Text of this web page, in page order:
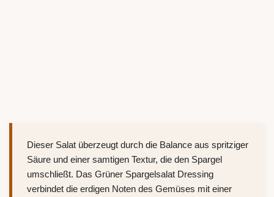
Dieser Salat überzeugt durch die Balance aus spritziger
Säure und einer samtigen Textur, die den Spargel
umschließt. Das Grüner Spargelsalat Dressing
verbindet die erdigen Noten des Gemüses mit einer